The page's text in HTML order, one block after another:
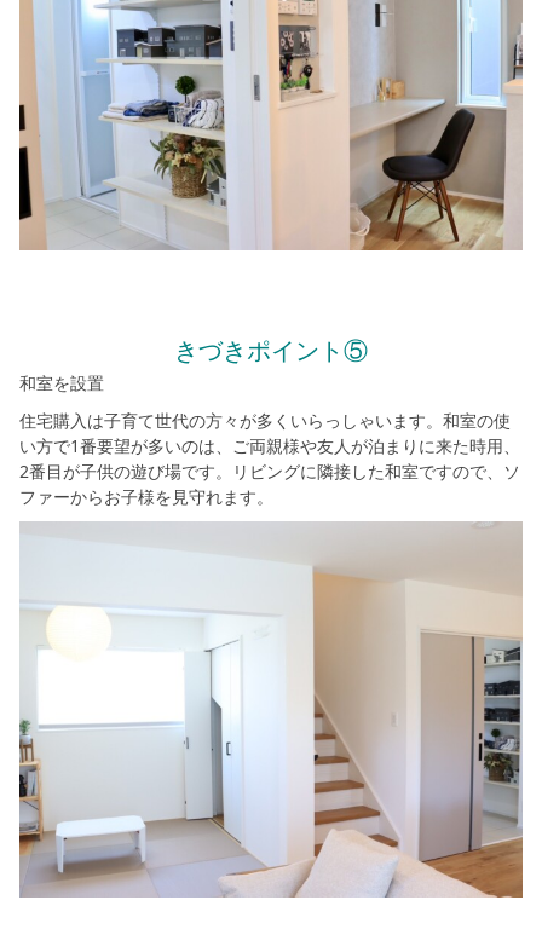
きづきポイント⑤
和室を設置
住宅購入は子育て世代の方々が多くいらっしゃいます。和室の使
い方で1番要望が多いのは、ご両親様や友人が泊まりに来た時用、
2番目が子供の遊び場です。リビングに隣接した和室ですので、ソ
ファーからお子様を見守れます。